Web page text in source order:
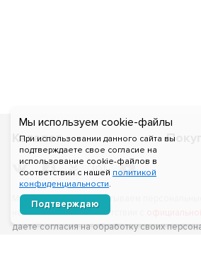
Мы используем cookie-файлы
При использовании данного сайта вы
подтверждаете свое согласие на
использование cookie-файлов в
соответствии с нашей политикой
конфиденциальности.
Подтверждаю
Каталог
Мы получаем и обрабатываем
нашего сайта в соответствии с
даете согласия на обработку своих